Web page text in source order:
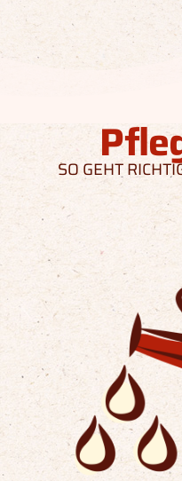
SO GEHT